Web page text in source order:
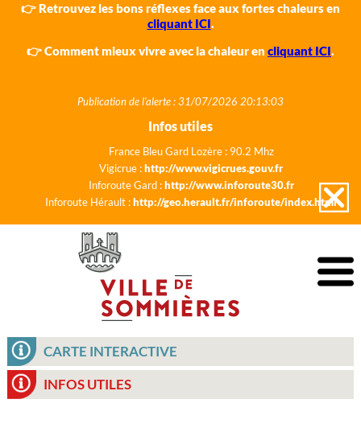
👉 Retrouvez les bons réflexes face aux fortes chaleurs en
cliquant ICI.
👉 Comment mieux vivre avec la chaleur en cliquant ICI.
Publication de l'alerte : 31/07/2026 20:13:03
Infos utiles
France Bleu Gard Lozère : 90.2 Mhz
Vigicrue :http://www.vigicrues.gouv.fr
Inforoute Gard :http://www.inforoute30.fr
Inforoute Hérault :http://geo.herault.fr/inforoute/index.html
CARTE INTERACTIVE
INFOS UTILES